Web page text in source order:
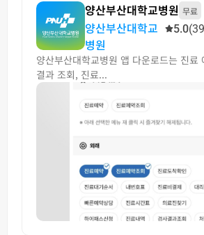
양산부산대학교병원 무료
양산부산대학교
병원
5.0
양산부산대학교병원 앱 다운로드는 진료
결과 조회, 진료...